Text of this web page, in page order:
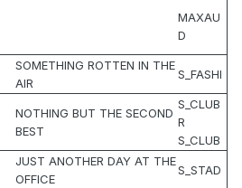
MAXAU
D
SOMETHING ROTTEN IN THE
AIR
S_FASHI
NOTHING BUT THE SECOND
BEST
S_CLUB
R
S_CLUB
JUST ANOTHER DAY AT THE
OFFICE
S_STAD